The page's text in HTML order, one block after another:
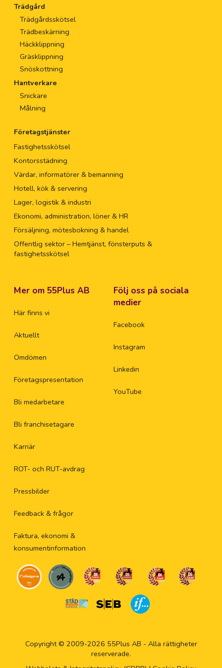
Trädgård
Trädgårdsskötsel
Trädbeskärning
Häckklippning
Gräsklippning
Snöskottning
Hantverkare
Snickare
Målning
Företagstjänster
Fastighetsskötsel
Kontorsstädning
Värdar, informatörer & bemanning
Hotell, kök & servering
Lager, logistik & industri
Ekonomi, administration, löner & HR
Försäljning, mötesbokning & handel
Offentlig sektor – Hemtjänst, fönsterputs &
fastighetsskötsel
Mer om 55Plus AB
Här finns vi
Aktuellt
Omdömen
Företagspresentation
Bli medarbetare
Bli franchisetagare
Karriär
ROT- och RUT-avdrag
Pressbilder
Feedback & frågor
Faktura, ekonomi &
konsumentinformation
Följ oss på sociala
medier
Facebook
Instagram
Linkedin
YouTube
Copyright © 2009-2026 55Plus AB - Alla rättigheter
reserverade.